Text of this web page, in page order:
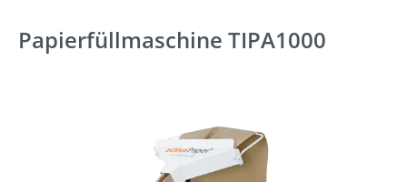
Papierfüllmaschine TIPA1000